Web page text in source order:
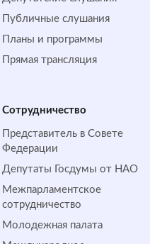
Публичные слушания
Планы и программы
Прямая трансляция
Сотрудничество
Представитель в Совете
Федерации
Депутаты Госдумы от НАО
Межпарламентское
сотрудничество
Молодежная палата